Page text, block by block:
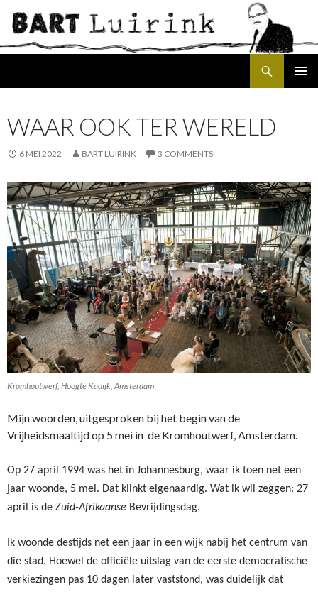
WAAR OOK TER WERELD
6 MEI 2022 BART LUIRINK 3 COMMENTS
Kromhoutwerf, Hoogte Kadijk, Amsterdam
Mijn woorden, uitgesproken bij het begin van de
Vrijheidsmaaltijd op 5 mei in de Kromhoutwerf, Amsterdam.
Op 27 april 1994 was het in Johannesburg, waar ik toen net een
jaar woonde, 5 mei. Dat klinkt eigenaardig. Wat ik wil zeggen: 27
april is de Zuid-Afrikaanse Bevrijdingsdag.
Ik woonde destijds net een jaar in een wijk nabij het centrum van
die stad. Hoewel de officiële uitslag van de eerste democratische
verkiezingen pas 10 dagen later vaststond, was duidelijk dat